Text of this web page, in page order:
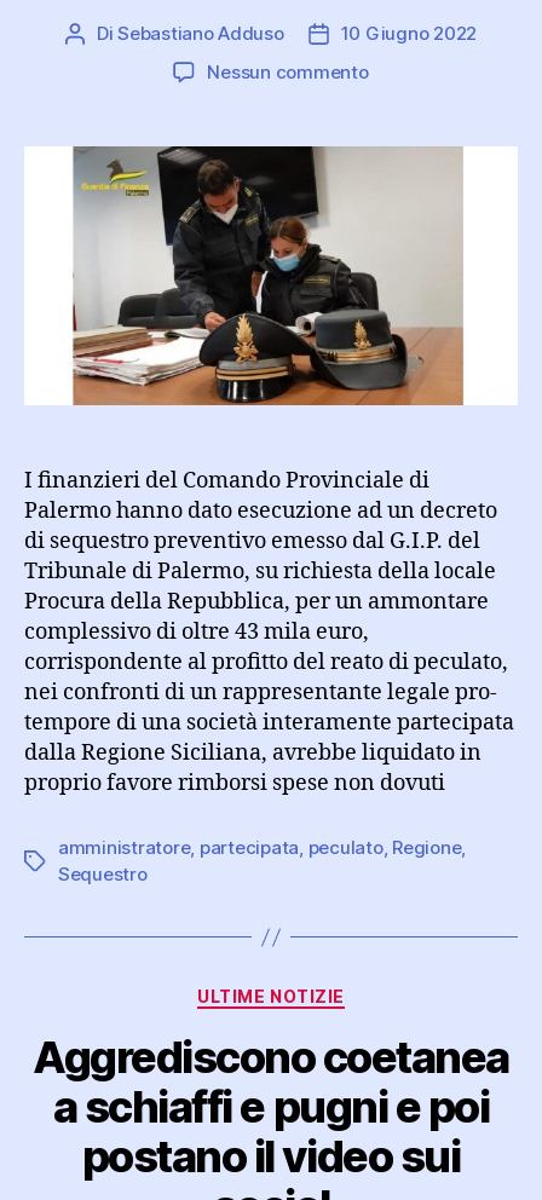
Autore
DiSebastiano Adduso
Data
dell'articolo
10 Giugno 2022
Nessun commentosu
€
ad
amministratore
di
partecipata
della
I finanzieri del Comando Provinciale di
Palermo hanno dato esecuzione ad un decreto
di sequestro preventivo emesso dal G.I.P. del
Tribunale di Palermo, su richiesta della locale
Procura della Repubblica, per un ammontare
complessivo di oltre 43 mila euro,
corrispondente al profitto del reato di peculato,
nei confronti di un rappresentante legale pro-
tempore di una società interamente partecipata
dalla Regione Siciliana, avrebbe liquidato in
proprio favore rimborsi spese non dovuti
Tag
amministratore, partecipata, peculato, Regione,
Sequestro
Categorie
ULTIME NOTIZIE
Aggrediscono coetanea
a schiaffi e pugni e poi
postano il video sui